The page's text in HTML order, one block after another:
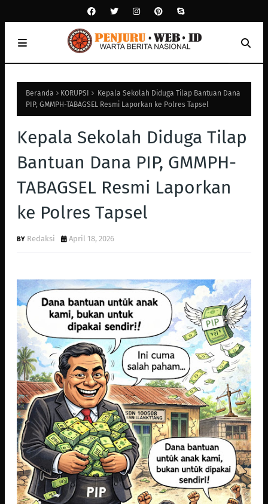
Beranda KORUPSI
Kepala Sekolah Diduga Tilap Bantuan Dana
PIP, GMMPH-TABAGSEL Resmi Laporkan ke Polres Tapsel
Kepala Sekolah Diduga Tilap
Bantuan Dana PIP, GMMPH-
TABAGSEL Resmi Laporkan
ke Polres Tapsel
Redaksi April 18, 2026